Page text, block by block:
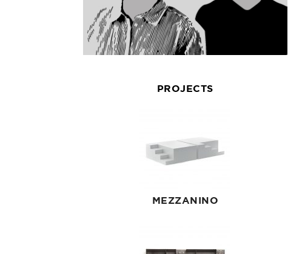
PROJECTS
MEZZANINO